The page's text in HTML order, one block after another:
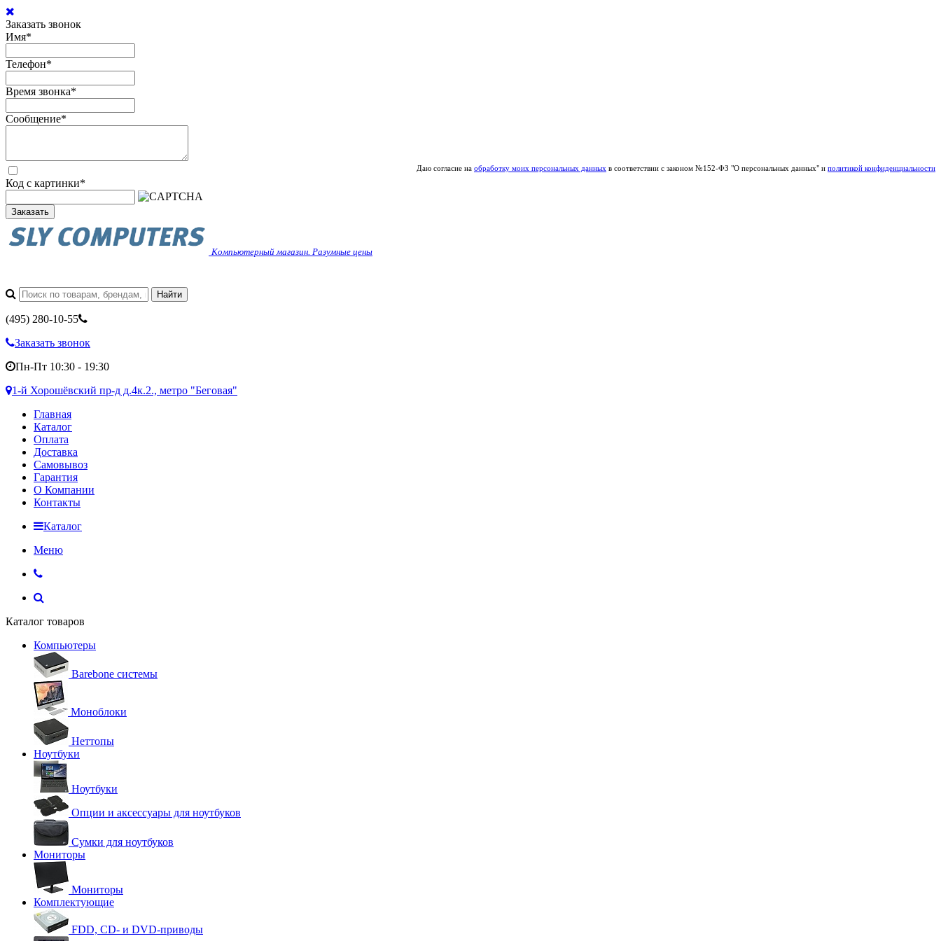
Заказать звонок
Имя*
Телефон*
Время звонка*
Сообщение*
Даю согласие на обработку моих персональных данных в соответствии с законом №152-ФЗ "О персональных данных" и политикой конфиденциальности
Код с картинки*
Заказать
Компьютерный магазин. Разумные цены
(495) 280-10-55
Заказать звонок
Пн-Пт 10:30 - 19:30
1-й Хорошёвский пр-д д.4к.2., метро "Беговая"
Главная
Каталог
Оплата
Доставка
Самовывоз
Гарантия
О Компании
Контакты
Каталог
Меню
Каталог товаров
Компьютеры
Barebone системы
Моноблоки
Неттопы
Ноутбуки
Ноутбуки
Опции и аксессуары для ноутбуков
Сумки для ноутбуков
Мониторы
Мониторы
Комплектующие
FDD, CD- и DVD-приводы